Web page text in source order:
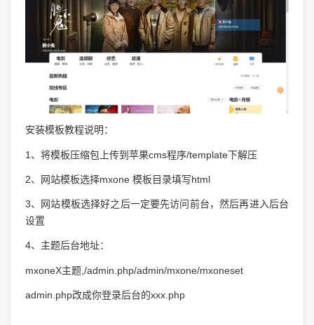
安装模板教程说明：
1、将模板压缩包上传到苹果cms程序/template下解压
2、网站模板选择mxone 模板目录填写html
3、网站模板选择好之后一定要先访问前台，然后再进入后台
设置
4、主题后台地址：
mxoneX主题,/admin.php/admin/mxone/mxoneset
admin.php改成你登录后台的xxx.php